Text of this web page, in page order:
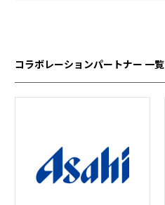
コラボレーションパートナー 一覧